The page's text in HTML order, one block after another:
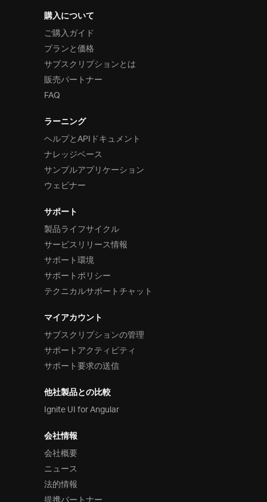
購入について
ご購入ガイド
プランと価格
サブスクリプションとは
販売パートナー
FAQ
ラーニング
ヘルプとAPIドキュメント
ナレッジベース
サンプルアプリケーション
ウェビナー
サポート
製品ライフサイクル
サービスリリース情報
サポート環境
サポートポリシー
テクニカルサポートチャット
マイアカウント
サブスクリプションの管理
サポートアクティビティ
サポート要求の送信
他社製品との比較
Ignite UI for Angular
会社情報
会社概要
ニュース
法的情報